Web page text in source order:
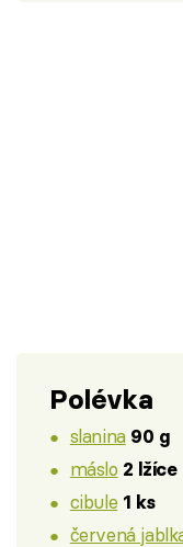
Polévka
slanina 90 g
máslo 2 lžíce
cibule 1 ks
červená